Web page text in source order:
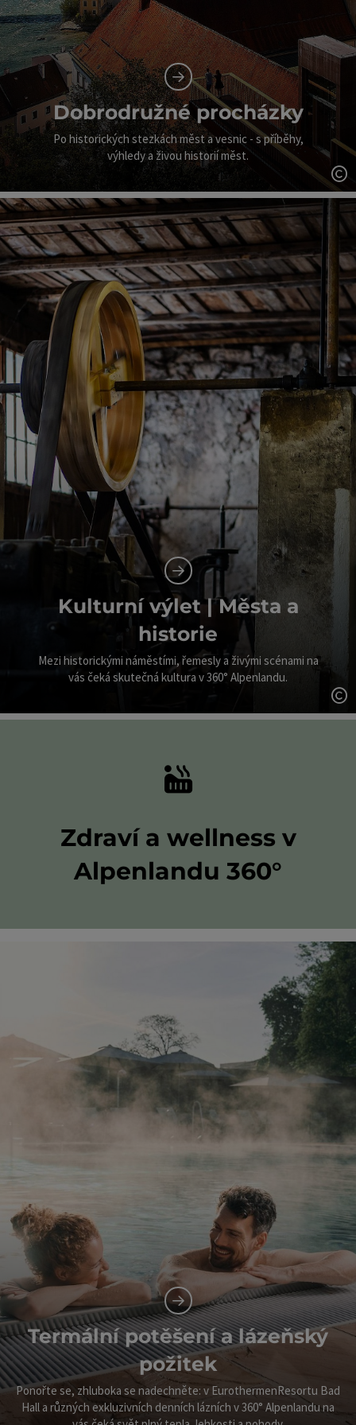
Dobrodružné procházky
Po historických stezkách měst a vesnic - s příběhy,
výhledy a živou historií měst.
Kulturní výlet | Města a
historie
Mezi historickými náměstími, řemesly a živými scénami na
vás čeká skutečná kultura v 360° Alpenlandu.
Zdraví a wellness v
Alpenlandu 360°
Termální potěšení a lázeňský
požitek
Ponořte se, zhluboka se nadechněte: v EurothermenResortu Bad
Hall a různých exkluzivních denních lázních v 360° Alpenlandu na